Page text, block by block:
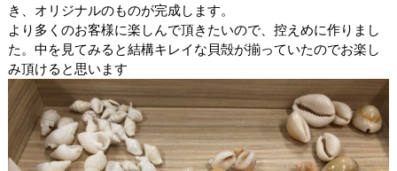
き、オリジナルのものが完成します。
より多くのお客様に楽しんで頂きたいので、控えめに作りまし
た。中を見てみると結構キレイな貝殻が揃っていたのでお楽し
み頂けると思います